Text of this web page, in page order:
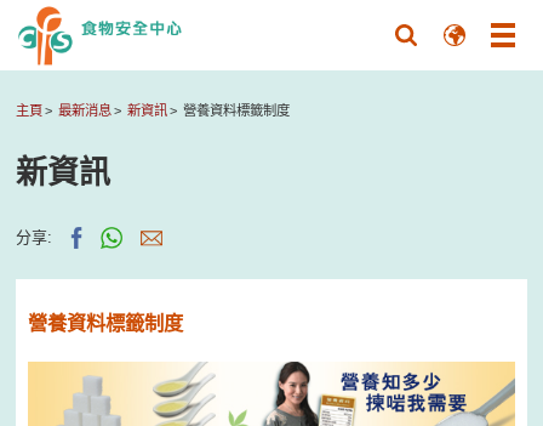
主頁 最新消息 新資訊 營養資料標籤制度
新資訊
分享:
營養資料標籤制度